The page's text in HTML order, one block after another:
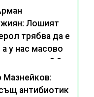
Лошият
трябва да е
а у нас масово
с нива от 3,2
Мазнейков:
антибиотик